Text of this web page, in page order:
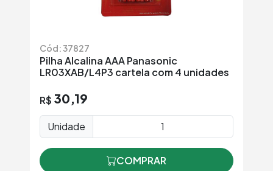
Cód: 37827
Pilha Alcalina AAA Panasonic
LR03XAB/L4P3 cartela com 4 unidades
R$ 30,19
Unidade
COMPRAR